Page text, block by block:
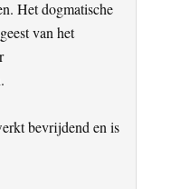
Het dogmatische
van het
bevrijdend en is